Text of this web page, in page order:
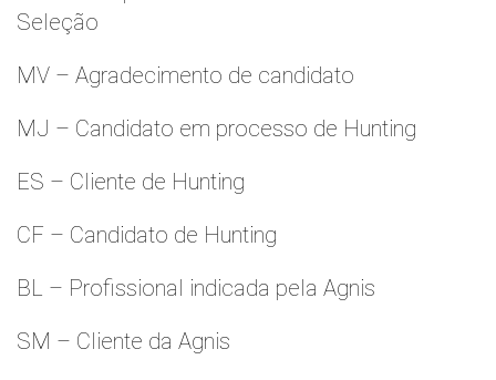
Seleção
MV – Agradecimento de candidato
MJ – Candidato em processo de Hunting
ES – Cliente de Hunting
CF – Candidato de Hunting
BL – Profissional indicada pela Agnis
SM – Cliente da Agnis